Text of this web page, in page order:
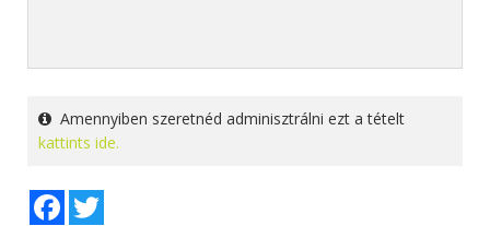
Amennyiben szeretnéd adminisztrálni ezt a tételt
kattints ide.
Facebook